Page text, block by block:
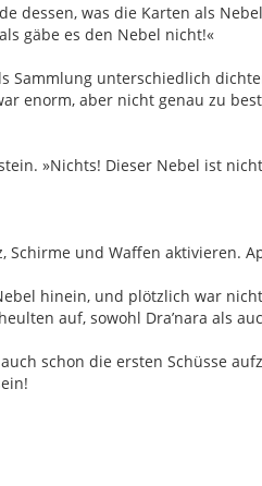
dessen, was die Karten als
gäbe es den Nebel nicht!«
Sammlung unterschiedlich
enorm, aber nicht genau zu
»Nichts! Dieser Nebel ist
und Waffen aktivieren.
hinein, und plötzlich war
auf, sowohl Dra’nara als
schon die ersten Schüsse